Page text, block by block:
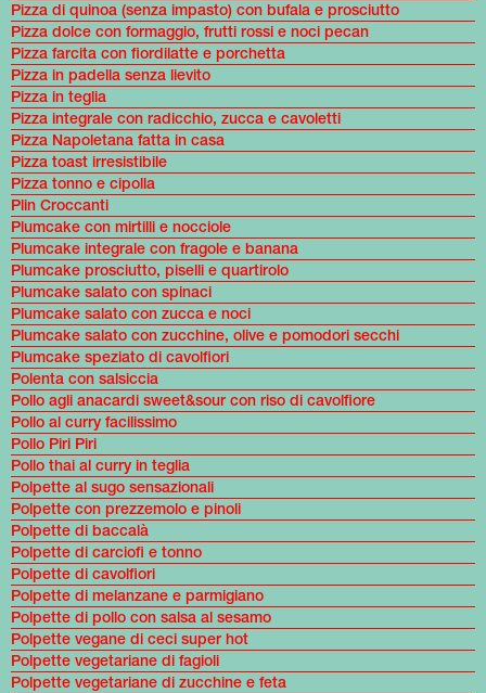
Pizza di quinoa (senza impasto) con bufala e prosciutto
Pizza dolce con formaggio, frutti rossi e noci pecan
Pizza farcita con fiordilatte e porchetta
Pizza in padella senza lievito
Pizza in teglia
Pizza integrale con radicchio, zucca e cavoletti
Pizza Napoletana fatta in casa
Pizza toast irresistibile
Pizza tonno e cipolla
Plin Croccanti
Plumcake con mirtilli e nocciole
Plumcake integrale con fragole e banana
Plumcake prosciutto, piselli e quartirolo
Plumcake salato con spinaci
Plumcake salato con zucca e noci
Plumcake salato con zucchine, olive e pomodori secchi
Plumcake speziato di cavolfiori
Polenta con salsiccia
Pollo agli anacardi sweet&sour con riso di cavolfiore
Pollo al curry facilissimo
Pollo Piri Piri
Pollo thai al curry in teglia
Polpette al sugo sensazionali
Polpette con prezzemolo e pinoli
Polpette di baccalà
Polpette di carciofi e tonno
Polpette di cavolfiori
Polpette di melanzane e parmigiano
Polpette di pollo con salsa al sesamo
Polpette vegane di ceci super hot
Polpette vegetariane di fagioli
Polpette vegetariane di zucchine e feta